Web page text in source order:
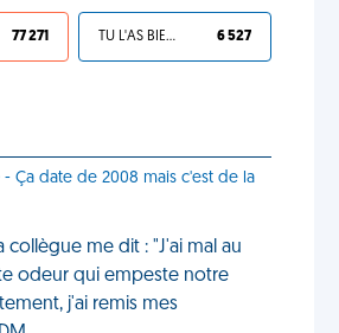
77 271 TU L'AS BIEN MÉRITÉ 6 527
- Ça date de 2008 mais c'est de la
collègue me dit : "J'ai mal au
odeur qui empeste notre
j'ai remis mes